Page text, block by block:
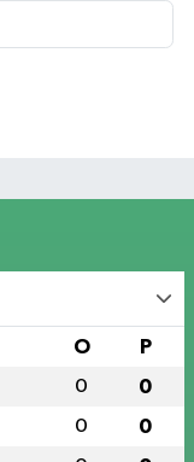
O P
0 0
0 0